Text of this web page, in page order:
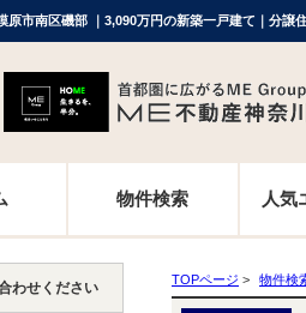
南区磯部 ｜3,090万円の新築一戸建て｜分譲
物件検索 人気
TOPページ > 物件検
わせください